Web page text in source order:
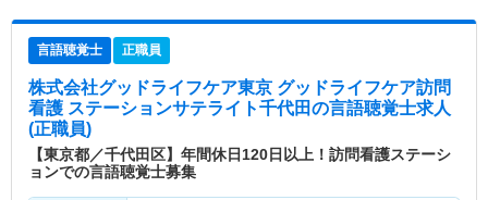
言語聴覚士 正職員
株式会社グッドライフケア東京 グッドライフケア訪問
看護 ステーションサテライト千代田の言語聴覚士求人
(正職員)
【東京都／千代田区】年間休日120日以上！訪問看護ステーシ
ョンでの言語聴覚士募集